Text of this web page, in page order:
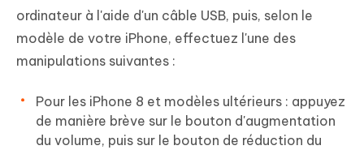
ordinateur à l'aide d'un câble USB, puis, selon le
modèle de votre iPhone, effectuez l'une des
manipulations suivantes :
Pour les iPhone 8 et modèles ultérieurs : appuyez
de manière brève sur le bouton d'augmentation
du volume, puis sur le bouton de réduction du